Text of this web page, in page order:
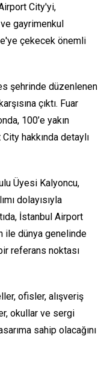
City'yi,
ve gayrimenkul
çekecek önemli
şehrinde düzenlenen
çıktı. Fuar
100’e yakın
hakkında detaylı
Üyesi Kalyoncu,
dolayısıyla
İstanbul Airport
ile dünya genelinde
referans noktası
ofisler, alışveriş
okullar ve sergi
sahip olacağını